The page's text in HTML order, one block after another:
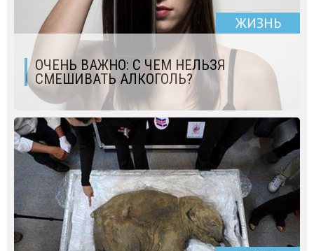
ЖИЗНЬ
ОЧЕНЬ ВАЖНО: С ЧЕМ НЕЛЬЗЯ
СМЕШИВАТЬ АЛКОГОЛЬ?